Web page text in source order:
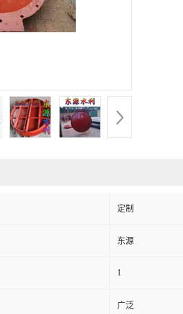
定制
东源
1
广泛